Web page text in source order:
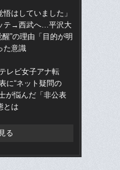
悟はしていました」
テ→西武へ…平沢大
”の理由「目的が明
た意識
レビ女子アナ転
に“ネット疑問の
が悩んだ「非公表
とは
る